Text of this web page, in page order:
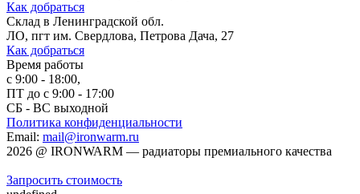
Как добраться
Склад в Ленинградской обл.
ЛО, пгт им. Свердлова, Петрова Дача, 27
Как добраться
Время работы
с 9:00 - 18:00,
ПТ до с 9:00 - 17:00
СБ - ВС выходной
Политика конфиденциальности
Email: mail@ironwarm.ru
2026 @ IRONWARM — радиаторы премиального качества
Запросить стоимость